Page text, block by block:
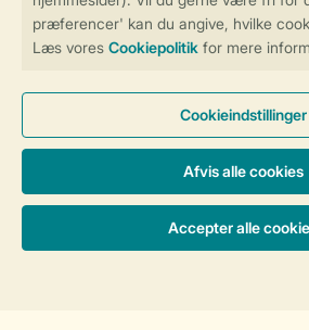
Få en personligt
på
Vilkår og betingelser Persondatapolitik
© 2026 Landal